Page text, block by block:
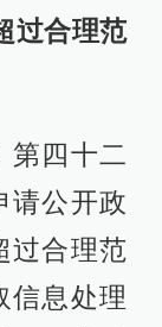
过合理范
第四十二
请公开政
过合理范
信息处理